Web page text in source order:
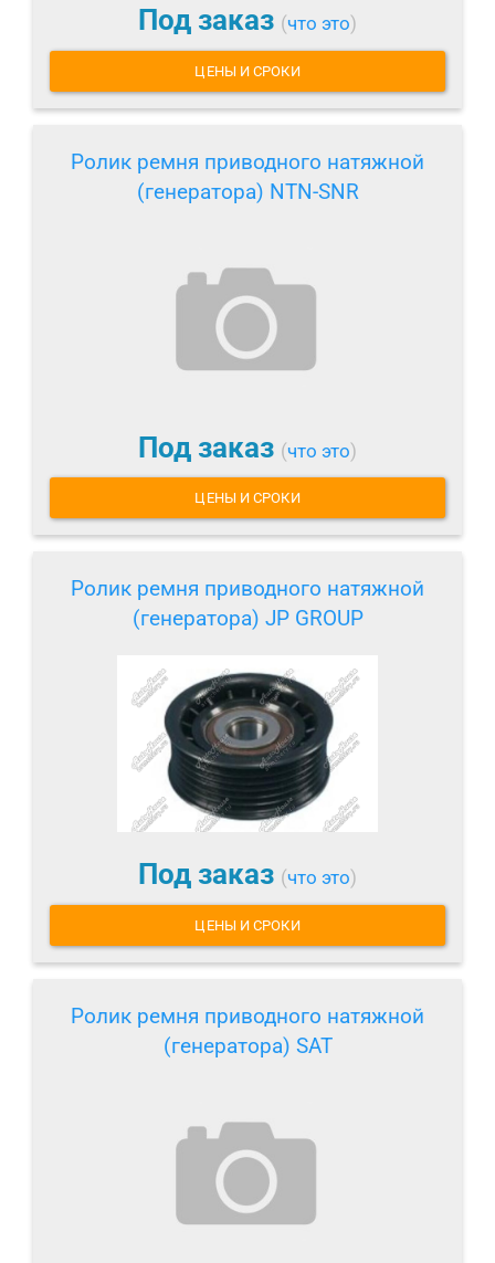
Под заказ (что это)
ЦЕНЫ И СРОКИ
Ролик ремня приводного натяжной
(генератора) NTN-SNR
Под заказ (что это)
ЦЕНЫ И СРОКИ
Ролик ремня приводного натяжной
(генератора) JP GROUP
Под заказ (что это)
ЦЕНЫ И СРОКИ
Ролик ремня приводного натяжной
(генератора) SAT